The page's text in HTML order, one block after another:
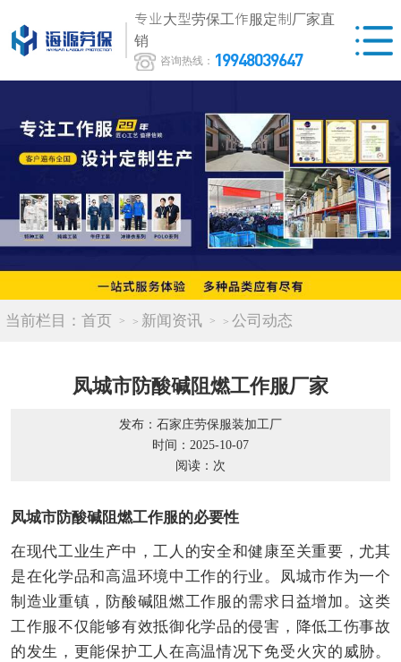
专业大型劳保工作服定制厂家直
销
咨询热线： 19948039647
当前栏目： 首页 > 新闻资讯 > 公司动态
凤城市防酸碱阻燃工作服厂家
发布：石家庄劳保服装加工厂
时间：2025-10-07
阅读： 次
凤城市防酸碱阻燃工作服的必要性
在现代工业生产中，工人的安全和健康至关重要，尤其
是在化学品和高温环境中工作的行业。凤城市作为一个
制造业重镇，防酸碱阻燃工作服的需求日益增加。这类
工作服不仅能够有效抵御化学品的侵害，降低工伤事故
的发生，更能保护工人在高温情况下免受火灾的威胁。